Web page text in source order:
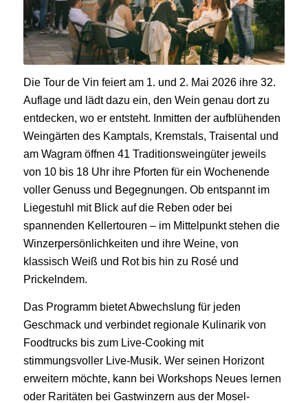
Die Tour de Vin feiert am 1. und 2. Mai 2026 ihre 32.
Auflage und lädt dazu ein, den Wein genau dort zu
entdecken, wo er entsteht. Inmitten der aufblühenden
Weingärten des Kamptals, Kremstals, Traisental und
am Wagram öffnen 41 Traditionsweingüter jeweils
von 10 bis 18 Uhr ihre Pforten für ein Wochenende
voller Genuss und Begegnungen. Ob entspannt im
Liegestuhl mit Blick auf die Reben oder bei
spannenden Kellertouren – im Mittelpunkt stehen die
Winzerpersönlichkeiten und ihre Weine, von
klassisch Weiß und Rot bis hin zu Rosé und
Prickelndem.
Das Programm bietet Abwechslung für jeden
Geschmack und verbindet regionale Kulinarik von
Foodtrucks bis zum Live-Cooking mit
stimmungsvoller Live-Musik. Wer seinen Horizont
erweitern möchte, kann bei Workshops Neues lernen
oder Raritäten bei Gastwinzern aus der Mosel-